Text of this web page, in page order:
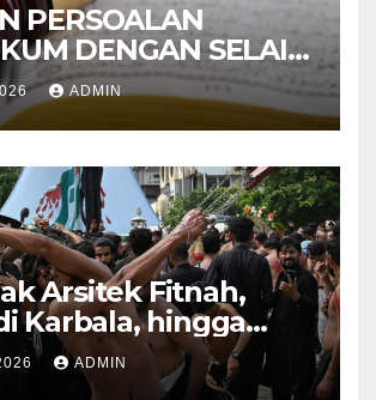
PERSOALAN
DENGAN SELAIN
ALLAH DALAM
TAMHID SYARAH
TAUHID
ADMIN
Arsitek Fitnah,
Karbala, hingga
Sekte-sekte serta
Gaib
ADMIN